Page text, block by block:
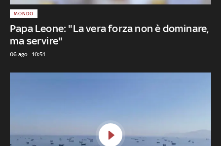
Papa Leone: "La vera forza non è dominare,
ma servire"
MONDO
06 ago - 10:51